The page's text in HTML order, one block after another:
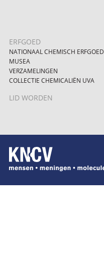
ERFGOED
NATIONAAL CHEMISCH ERFGOED
MUSEA
VERZAMELINGEN
COLLECTIE CHEMICALIËN UVA
LID WORDEN